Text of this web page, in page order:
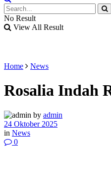
No Result
View All Result
Home News
Rosalia Indah
by admin
24 Oktober 2025
in News
0